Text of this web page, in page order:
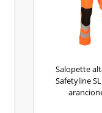
Salopette
Safetyline